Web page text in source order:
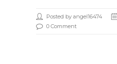
Posted by angel16474
0 Comment